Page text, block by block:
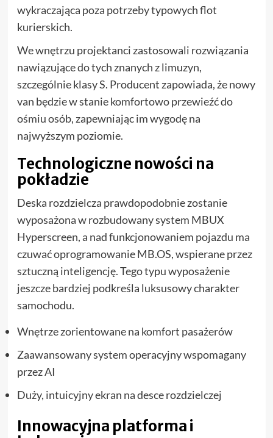
wykraczająca poza potrzeby typowych flot
kurierskich.
We wnętrzu projektanci zastosowali rozwiązania
nawiązujące do tych znanych z limuzyn,
szczególnie klasy S. Producent zapowiada, że nowy
van będzie w stanie komfortowo przewieźć do
ośmiu osób, zapewniając im wygodę na
najwyższym poziomie.
Technologiczne nowości na
pokładzie
Deska rozdzielcza prawdopodobnie zostanie
wyposażona w rozbudowany system MBUX
Hyperscreen, a nad funkcjonowaniem pojazdu ma
czuwać oprogramowanie MB.OS, wspierane przez
sztuczną inteligencję. Tego typu wyposażenie
jeszcze bardziej podkreśla luksusowy charakter
samochodu.
Wnętrze zorientowane na komfort pasażerów
Zaawansowany system operacyjny wspomagany
przez AI
Duży, intuicyjny ekran na desce rozdzielczej
Innowacyjna platforma i